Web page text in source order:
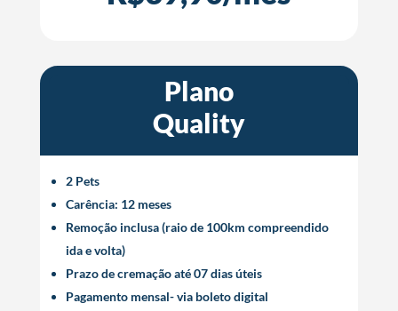
Plano
Quality
2 Pets
Carência: 12 meses
Remoção inclusa (raio de 100km compreendido
ida e volta)
Prazo de cremação até 07 dias úteis
Pagamento mensal- via boleto digital